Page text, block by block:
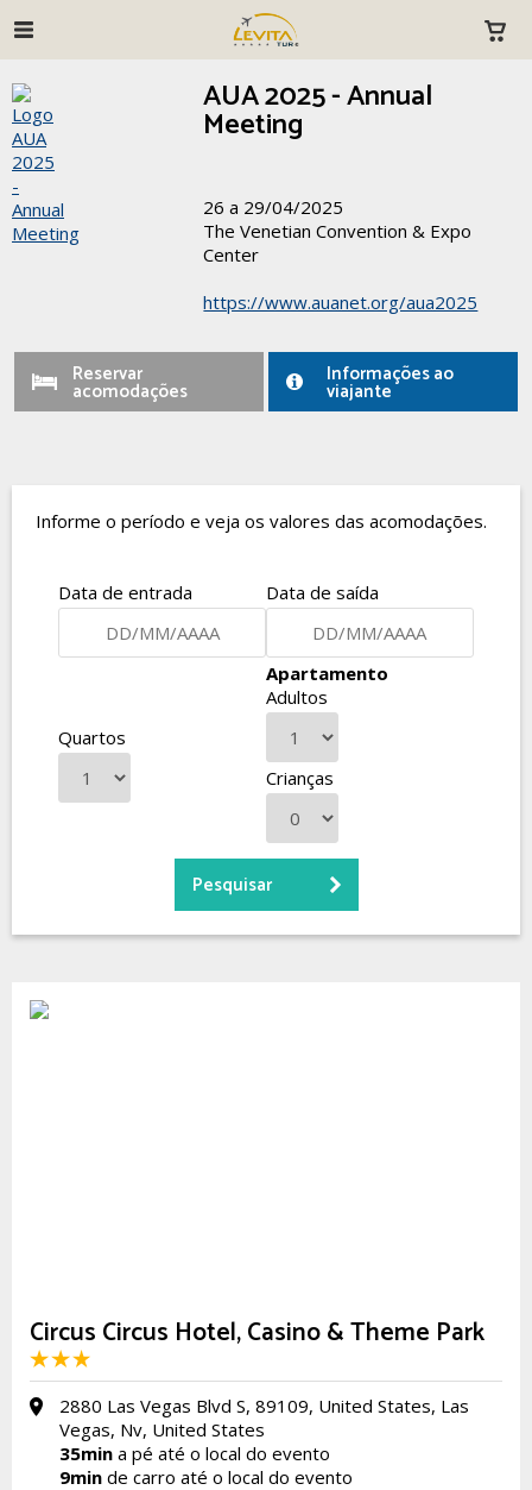
AUA 2025 - Annual
Meeting
26 a 29/04/2025
The Venetian Convention & Expo
Center
https://www.auanet.org/aua2025
Reservar
acomodações
Informações ao
viajante
Informe o período e veja os valores das acomodações.
Data de entrada Data de saída
Quartos
Apartamento
Adultos
Crianças
Circus Circus Hotel, Casino & Theme Park
2880 Las Vegas Blvd S, 89109, United States, Las
Vegas, Nv, United States
35min a pé até o local do evento
9min de carro até o local do evento